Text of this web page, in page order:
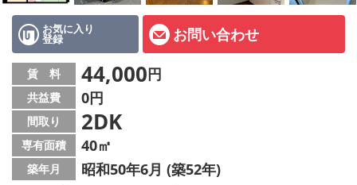
店舗情報·アクセス
会社概要
メールでお問い合わせ
お気に入り
登録 お問い合わせ
賃 料 44,000円
共益費 0円
間取り 2DK
専有面積 40㎡
築年月 昭和50年6月 (築52年)